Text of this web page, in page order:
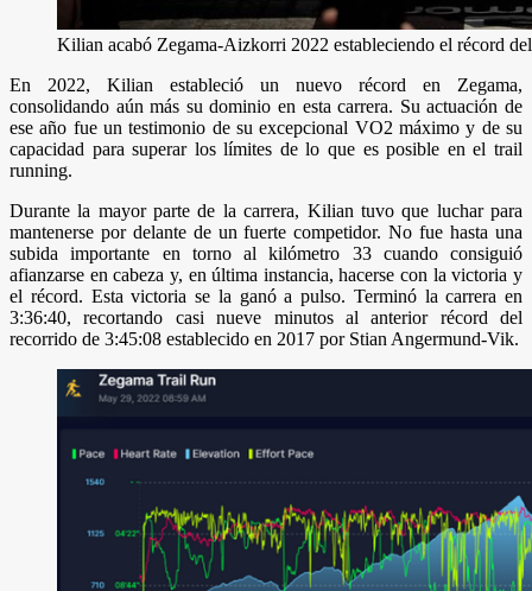
Kilian acabó Zegama-Aizkorri 2022 estableciendo el récord
En 2022, Kilian estableció un nuevo récord en Zegama,
consolidando aún más su dominio en esta carrera. Su actuación de
ese año fue un testimonio de su excepcional VO2 máximo y de su
capacidad para superar los límites de lo que es posible en el trail
running.
Durante la mayor parte de la carrera, Kilian tuvo que luchar para
mantenerse por delante de un fuerte competidor. No fue hasta una
subida importante en torno al kilómetro 33 cuando consiguió
afianzarse en cabeza y, en última instancia, hacerse con la victoria y
el récord. Esta victoria se la ganó a pulso. Terminó la carrera en
3:36:40, recortando casi nueve minutos al anterior récord del
recorrido de 3:45:08 establecido en 2017 por Stian Angermund-Vik.